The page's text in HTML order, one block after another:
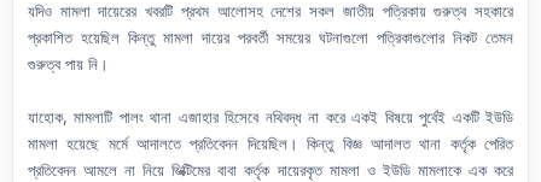
যদিও মামলা দায়েরের খবরটি প্রথম আলোসহ দেশের সকল জাতীয় পত্রিকায় গুরুত্ব সহকারে
প্রকাশিত হয়েছিল কিন্তু মামলা দায়ের পরবর্তী সময়ের ঘটনাগুলো পত্রিকাগুলোর নিকট তেমন
গুরুত্ব পায় নি।
যাহোক, মামলাটি পালং থানা এজাহার হিসেবে নথিবদ্ধ না করে একই বিষয়ে পুর্বেই একটি ইউডি
মামলা হয়েছে মর্মে আদালতে প্রতিবেদন দিয়েছিল। কিন্তু বিজ্ঞ আদালত থানা কর্তৃক পেরিত
প্রতিবেদন আমলে না নিয়ে ভিক্টিমের বাবা কর্তৃক দায়েরকৃত মামলা ও ইউডি মামলাকে এক করে